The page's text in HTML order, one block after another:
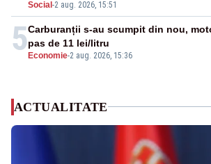
Social-2 aug. 2026, 15:51
5Economie-2 aug. 2026, 15:36
Carburanții s-au scumpit din nou,
pas de 11 lei/litru
ACTUALITATE